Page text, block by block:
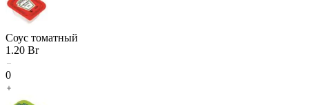
Соус томатный
1.20 Br
0